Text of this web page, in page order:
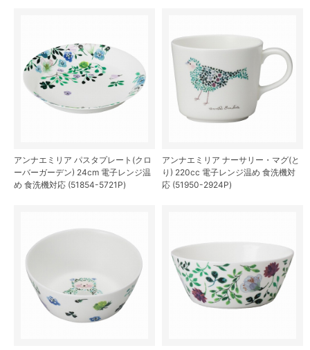
アンナエミリア パスタプレート(クロ
ーバーガーデン) 24cm 電子レンジ温
め 食洗機対応 (51854-5721P)
アンナエミリア ナーサリー・マグ(と
り) 220cc 電子レンジ温め 食洗機対
応 (51950-2924P)